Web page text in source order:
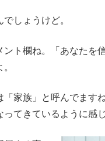
しょうけど。
ト欄ね。「あなたを
家族」と呼んでます
てきているように感じ